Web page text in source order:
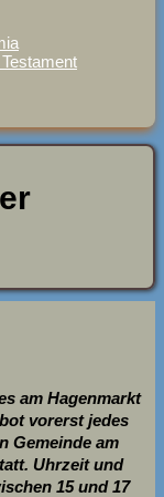
am Hagenmarkt
vorerst jedes
Gemeinde am
Uhrzeit und
15 und 17